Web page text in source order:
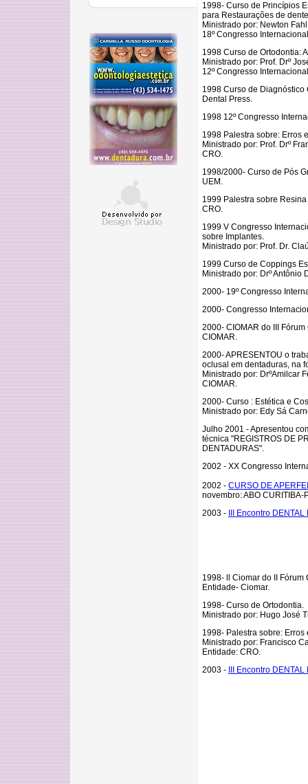
1998- Curso de Princípios
para Restaurações de
Ministrado por: Newton
18º Congresso
1998 Curso de Ortodontia:
Ministrado por: Prof. Drº
12º Congresso
1998 Curso de
Dental Press.
1998 12º Congresso
1998 Palestra sobre: Erros
Ministrado por: Prof. Drº
CRO.
1998/2000- Curso de Pós
UEM.
1999 Palestra sobre
CRO.
1999 V Congresso
sobre Implantes.
Ministrado por: Prof. Dr.
1999 Curso de Coppings
Ministrado por: Drº Antônio
2000- 19º Congresso
2000- Congresso
2000- CIOMAR do III
CIOMAR.
2000- APRESENTOU o
oclusal em dentaduras, na
Ministrado por: DrºAmilcar
CIOMAR.
2000- Curso : Estética e
Ministrado por: Edy Sá
Julho 2001 - Apresentou
técnica "REGISTROS DE
DENTADURAS".
2002 - XX Congresso
2002 - CURSO DE
novembro: ABO
2003 -
III Encontro
1998- ll Ciomar do II Fórum
Entidade- Ciomar.
1998- Curso de Ortodontia.
Ministrado por: Hugo José
1998- Palestra sobre:
Ministrado por: Francisco
Entidade: CRO.
2003 -
III Encontro